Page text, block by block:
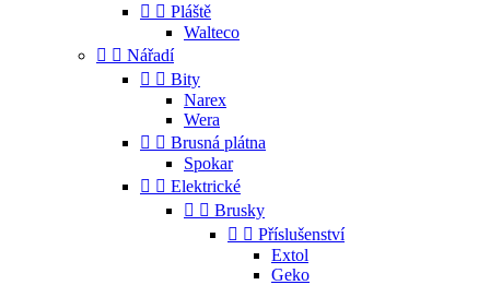
  Pláště
Walteco
  Nářadí
  Bity
Narex
Wera
  Brusná plátna
Spokar
  Elektrické
  Brusky
  Příslušenství
Extol
Geko